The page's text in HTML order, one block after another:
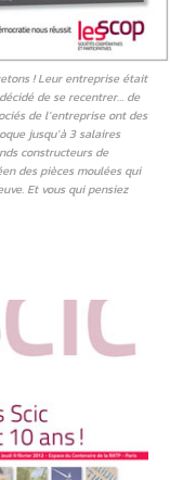
! Leur entreprise était
de se recentrer… de
de l’entreprise ont des
jusqu’à 3 salaires
constructeurs de
des pièces moulées qui
Et vous qui pensiez